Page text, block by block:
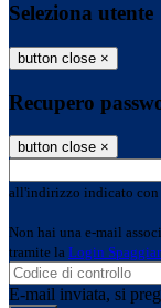
Seleziona utente
button close ×
Recupero
button close ×
all'indirizzo indicato con
Non hai una e-mail
tramite la Login
E-mail inviata, si